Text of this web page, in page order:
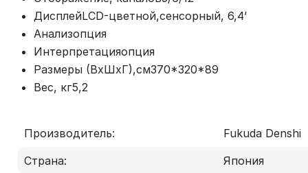
ДисплейLCD-цветной,сенсорный, 6,4’
Анализопция
Интерпретацияопция
Размеры (ВxШxГ),см370*320*89
Вес, кг5,2
Производитель:
Fukuda Denshi
Страна:
Япония